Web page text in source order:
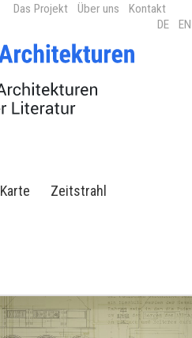
Das Projekt Über uns
Kontakt
DE
EN
Karte
Zeitstrahl